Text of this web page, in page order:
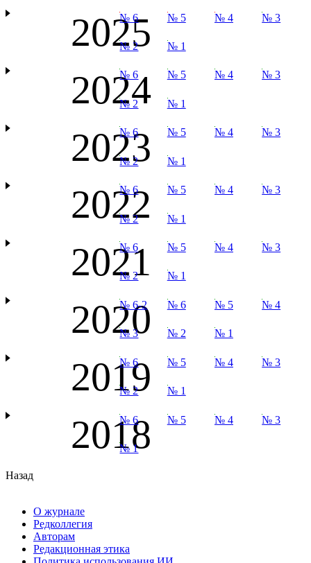
2025
№ 6 № 5 № 4 № 3
№ 2 № 1
2024
№ 6 № 5 № 4 № 3
№ 2 № 1
2023
№ 6 № 5 № 4 № 3
№ 2 № 1
2022
№ 6 № 5 № 4 № 3
№ 2 № 1
2021
№ 6 № 5 № 4 № 3
№ 2 № 1
2020
№ 6-2 № 6 № 5 № 4
№ 3 № 2 № 1
2019
№ 6 № 5 № 4 № 3
№ 2 № 1
2018
№ 6 № 5 № 4 № 3
№ 1
Назад
О журнале
Редколлегия
Авторам
Редакционная этика